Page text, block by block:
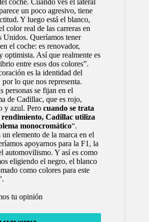
coche. Cuando ves el lateral
un poco agresivo, tiene
Y luego está el blanco,
color real de las carreras en
Unidos. Queríamos tener
el coche: es renovador,
optimista. Así que realmente es
entre esos dos colores”.
es la identidad del
lo que nos representa.
personas se fijan en el
de Cadillac, que es rojo,
y azul. Perocuando se trata
rendimiento, Cadillac utiliza
monocromático“.
un elemento de la marca en el
apoyarnos para la F1, la
automovilismo. Y así es como
eligiendo el negro, el blanco
como colores para este
tu opinión